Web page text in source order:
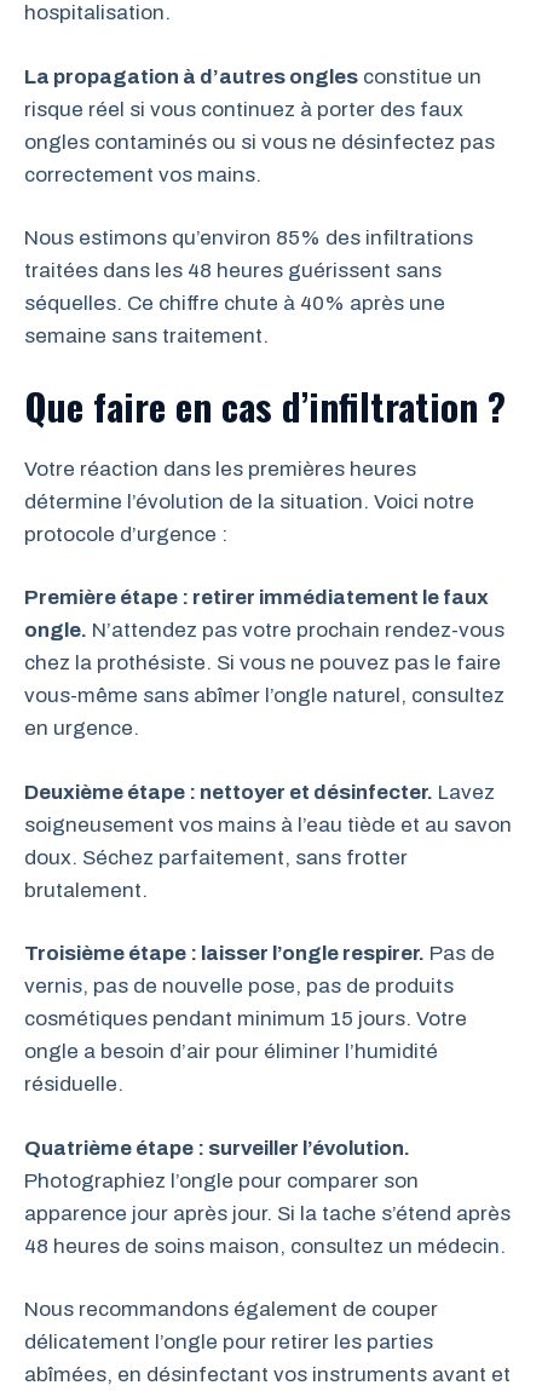
hospitalisation.
La propagation à d’autres ongles constitue un
risque réel si vous continuez à porter des faux
ongles contaminés ou si vous ne désinfectez pas
correctement vos mains.
Nous estimons qu’environ 85% des infiltrations
traitées dans les 48 heures guérissent sans
séquelles. Ce chiffre chute à 40% après une
semaine sans traitement.
Que faire en cas d’infiltration ?
Votre réaction dans les premières heures
détermine l’évolution de la situation. Voici notre
protocole d’urgence :
Première étape : retirer immédiatement le faux
ongle. N’attendez pas votre prochain rendez-vous
chez la prothésiste. Si vous ne pouvez pas le faire
vous-même sans abîmer l’ongle naturel, consultez
en urgence.
Deuxième étape : nettoyer et désinfecter. Lavez
soigneusement vos mains à l’eau tiède et au savon
doux. Séchez parfaitement, sans frotter
brutalement.
Troisième étape : laisser l’ongle respirer. Pas de
vernis, pas de nouvelle pose, pas de produits
cosmétiques pendant minimum 15 jours. Votre
ongle a besoin d’air pour éliminer l’humidité
résiduelle.
Quatrième étape : surveiller l’évolution.
Photographiez l’ongle pour comparer son
apparence jour après jour. Si la tache s’étend après
48 heures de soins maison, consultez un médecin.
Nous recommandons également de couper
délicatement l’ongle pour retirer les parties
abîmées, en désinfectant vos instruments avant et